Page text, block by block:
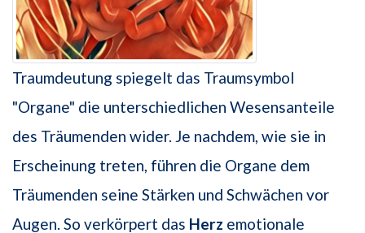
Traumdeutung spiegelt das Traumsymbol
"Organe" die unterschiedlichen Wesensanteile
des Träumenden wider. Je nachdem, wie sie in
Erscheinung treten, führen die Organe dem
Träumenden seine Stärken und Schwächen vor
Augen. So verkörpert das Herz emotionale